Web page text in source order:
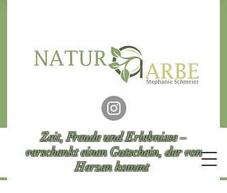
Zeit, Freude und Erlebnisse –
verschenkt einen Gutschein, der von
Herzen kommt